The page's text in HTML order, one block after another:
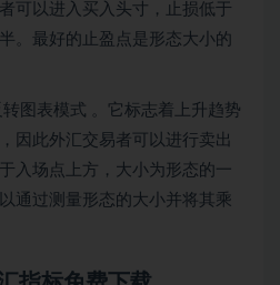
可以进入买入头寸，止损低于
。最好的止盈点是形态大小的
转图表模式
。它标志着上升趋势
因此外汇交易者可以进行卖出
入场点上方，大小为形态的一
通过测量形态的大小并将其乘